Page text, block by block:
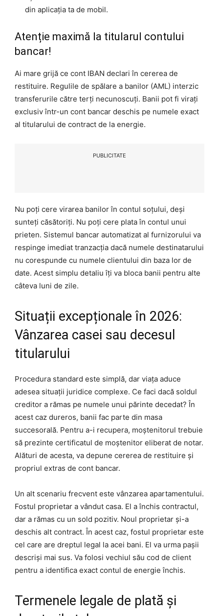
din aplicația ta de mobil.
Atenție maximă la titularul contului
bancar!
Ai mare grijă ce cont IBAN declari în cererea de
restituire. Regulile de spălare a banilor (AML) interzic
transferurile către terți necunoscuți. Banii pot fi virați
exclusiv într-un cont bancar deschis pe numele exact
al titularului de contract de la energie.
PUBLICITATE
Nu poți cere virarea banilor în contul soțului, deși
sunteți căsătoriți. Nu poți cere plata în contul unui
prieten. Sistemul bancar automatizat al furnizorului va
respinge imediat tranzacția dacă numele destinatarului
nu corespunde cu numele clientului din baza lor de
date. Acest simplu detaliu îți va bloca banii pentru alte
câteva luni de zile.
Situații excepționale în 2026:
Vânzarea casei sau decesul
titularului
Procedura standard este simplă, dar viața aduce
adesea situații juridice complexe. Ce faci dacă soldul
creditor a rămas pe numele unui părinte decedat? În
acest caz dureros, banii fac parte din masa
succesorală. Pentru a-i recupera, moștenitorul trebuie
să prezinte certificatul de moștenitor eliberat de notar.
Alături de acesta, va depune cererea de restituire și
propriul extras de cont bancar.
Un alt scenariu frecvent este vânzarea apartamentului.
Fostul proprietar a vândut casa. El a închis contractul,
dar a rămas cu un sold pozitiv. Noul proprietar și-a
deschis alt contract. În acest caz, fostul proprietar este
cel care are dreptul legal la acei bani. El va urma pașii
descriși mai sus. Va folosi vechiul său cod de client
pentru a identifica exact contul de energie închis.
Termenele legale de plată și